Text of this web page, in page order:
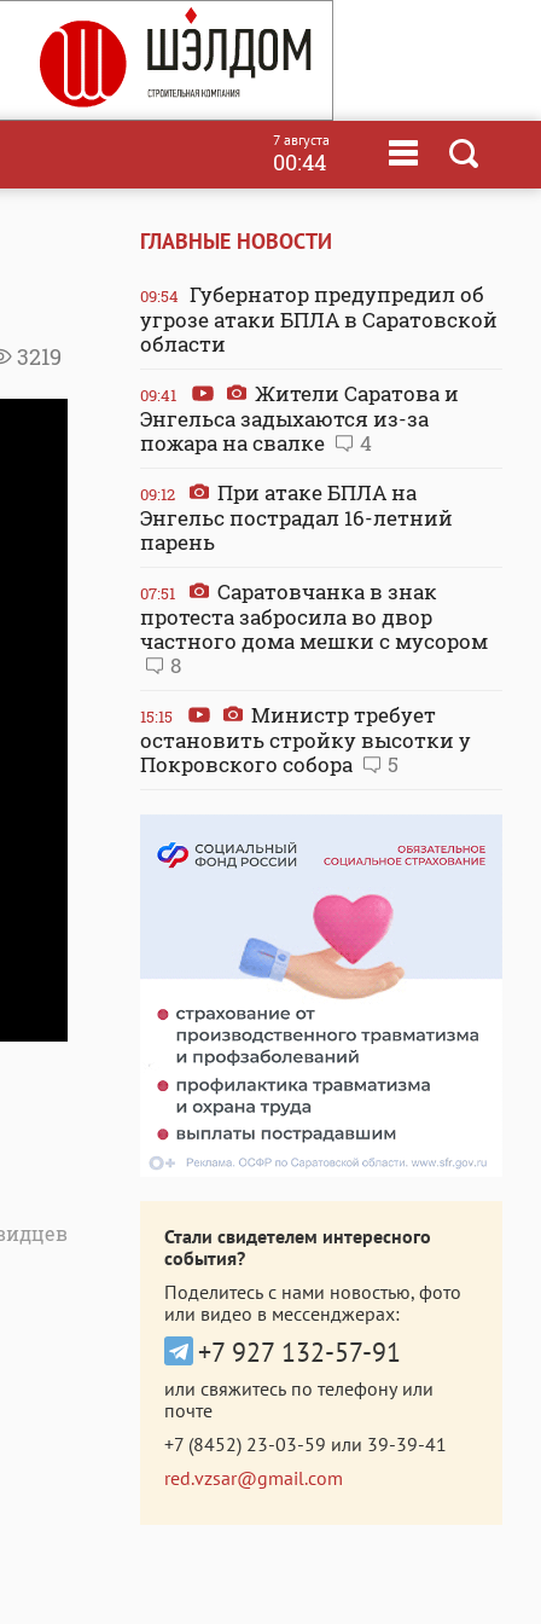
7 августа
00:44
3219
ГЛАВНЫЕ НОВОСТИ
09:54 Губернатор предупредил об
угрозе атаки БПЛА в Саратовской
области
09:41
Жители Саратова и
Энгельса задыхаются из-за
пожара на свалке
4
09:12
При атаке БПЛА на
Энгельс пострадал 16-летний
парень
07:51
Саратовчанка в знак
протеста забросила во двор
частного дома мешки с мусором
8
15:15
Министр требует
остановить стройку высотки у
Покровского собора
5
Стали свидетелем интересного
события?
Поделитесь с нами новостью, фото
или видео в мессенджерах:
+7 927 132-57-91
или свяжитесь по телефону или
почте
+7 (8452) 23-03-59 или 39-39-41
red.vzsar@gmail.com